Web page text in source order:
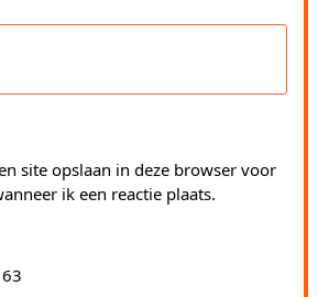
site opslaan in deze browser voor
ik een reactie plaats.
63